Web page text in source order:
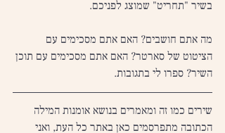
בשיר "תחריט" שמוצג לפניכם.
מה אתם חושבים? האם אתם מסכימים עם
הציטוט של סארטר? האם אתם מסכימים עם תוכן
השיר? ספרו לי בתגובות.
שירים כמו זה ומאמרים בנושא אומנות המילה
הכתובה מתפרסמים כאן באתר כל העת, ואני